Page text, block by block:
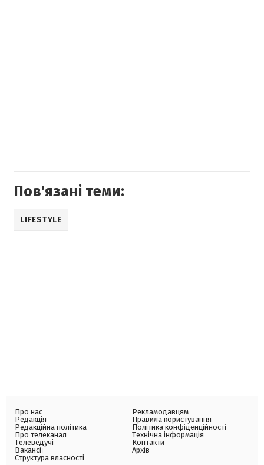
Пов'язані теми:
LIFESTYLE
Про нас
Редакція
Редакційна політика
Про телеканал
Телеведучі
Вакансії
Структура власності
Рекламодавцям
Правила користування
Політика конфіденційності
Технічна інформація
Контакти
Архів